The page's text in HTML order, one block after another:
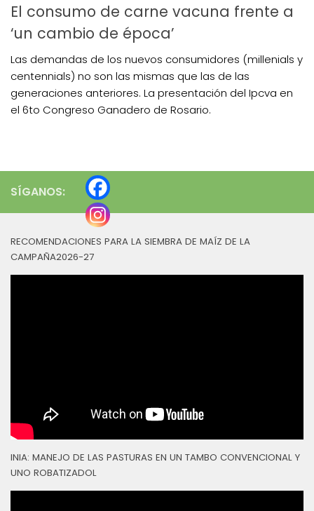
El consumo de carne vacuna frente a
‘un cambio de época’
Las demandas de los nuevos consumidores (millenials y
centennials) no son las mismas que las de las
generaciones anteriores. La presentación del Ipcva en
el 6to Congreso Ganadero de Rosario.
SÍGANOS:
RECOMENDACIONES PARA LA SIEMBRA DE MAÍZ DE LA
CAMPAÑA2026-27
INIA: MANEJO DE LAS PASTURAS EN UN TAMBO CONVENCIONAL Y
UNO ROBATIZADOL